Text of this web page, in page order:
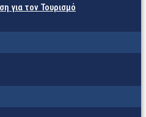
για τον Τουρισμό